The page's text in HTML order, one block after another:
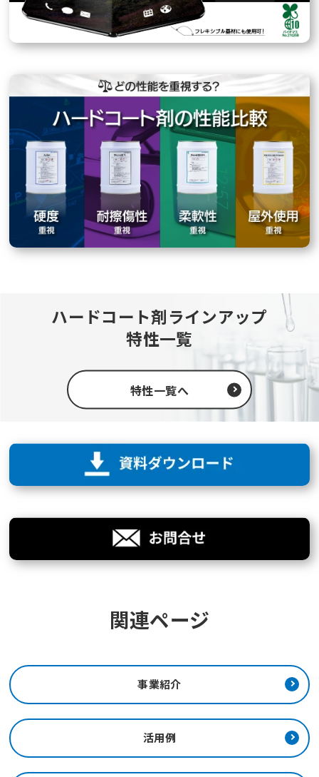
ハードコート剤ラインアップ
特性一覧
特性一覧へ
関連ページ
事業紹介
活用例